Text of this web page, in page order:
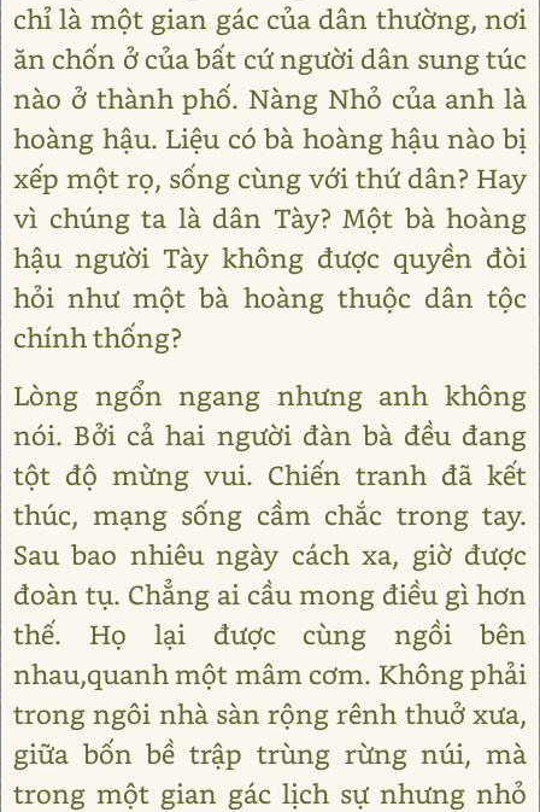
chỉ là một gian gác của dân thường, nơi
ăn chốn ở của bất cứ người dân sung túc
nào ở thành phố. Nàng Nhỏ của anh là
hoàng hậu. Liệu có bà hoàng hậu nào bị
xếp một rọ, sống cùng với thứ dân? Hay
vì chúng ta là dân Tày? Một bà hoàng
hậu người Tày không được quyền đòi
hỏi như một bà hoàng thuộc dân tộc
chính thống?
Lòng ngổn ngang nhưng anh không
nói. Bởi cả hai người đàn bà đều đang
tột độ mừng vui. Chiến tranh đã kết
thúc, mạng sống cầm chắc trong tay.
Sau bao nhiêu ngày cách xa, giờ được
đoàn tụ. Chẳng ai cầu mong điều gì hơn
thế. Họ lại được cùng ngồi bên
nhau,quanh một mâm cơm. Không phải
trong ngôi nhà sàn rộng rênh thuở xưa,
giữa bốn bề trập trùng rừng núi, mà
trong một gian gác lịch sự nhưng nhỏ